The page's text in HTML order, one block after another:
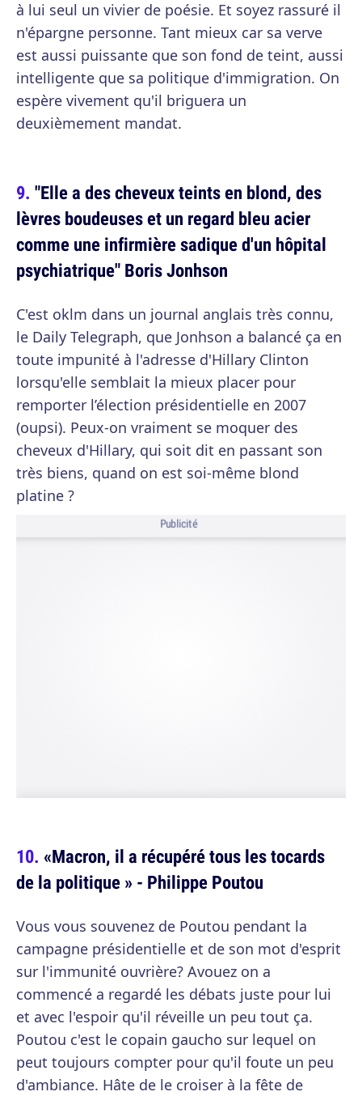
à lui seul un vivier de poésie. Et soyez rassuré il
n'épargne personne. Tant mieux car sa verve
est aussi puissante que son fond de teint, aussi
intelligente que sa politique d'immigration. On
espère vivement qu'il briguera un
deuxièmement mandat.
"Elle a des cheveux teints en blond, des
lèvres boudeuses et un regard bleu acier
comme une infirmière sadique d'un hôpital
psychiatrique" Boris Jonhson
C'est oklm dans un journal anglais très connu,
le Daily Telegraph, que Jonhson a balancé ça en
toute impunité à l'adresse d'Hillary Clinton
lorsqu'elle semblait la mieux placer pour
remporter l’élection présidentielle en 2007
(oupsi). Peux-on vraiment se moquer des
cheveux d'Hillary, qui soit dit en passant son
très biens, quand on est soi-même blond
platine ?
Publicité
«Macron, il a récupéré tous les tocards
de la politique » - Philippe Poutou
Vous vous souvenez de Poutou pendant la
campagne présidentielle et de son mot d'esprit
sur l'immunité ouvrière? Avouez on a
commencé a regardé les débats juste pour lui
et avec l'espoir qu'il réveille un peu tout ça.
Poutou c'est le copain gaucho sur lequel on
peut toujours compter pour qu'il foute un peu
d'ambiance. Hâte de le croiser à la fête de